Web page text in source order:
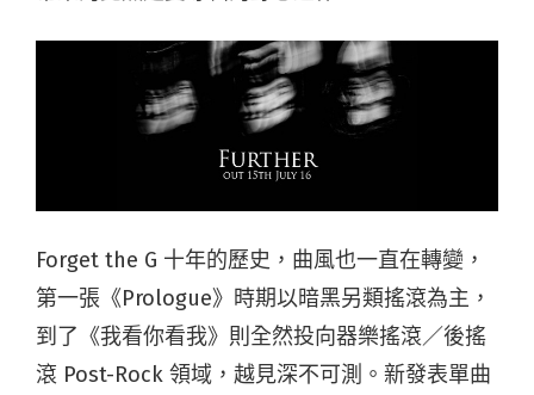
Forget the G 十年的歷史，曲風也一直在轉變，
第一張《Prologue》時期以暗黑另類搖滾為主，
到了《我看你看我》則全然投向器樂搖滾／後搖
滾 Post-Rock 領域，越見深不可測。新發表單曲